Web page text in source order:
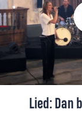
Lied: Dan